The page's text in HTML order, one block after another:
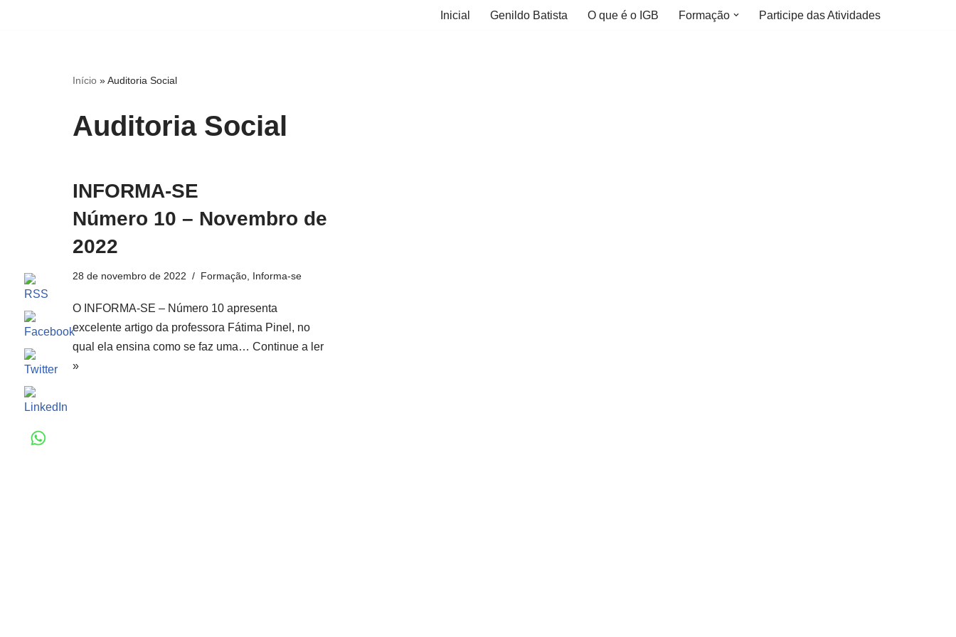
Inicial Genildo Batista O que é o IGB Formação Participe das Atividades
Início »Auditoria Social
Auditoria Social
INFORMA-SE
Número 10 – Novembro de
2022
28 de novembro de 2022 Formação Informa-se
O INFORMA-SE – Número 10 apresenta
excelente artigo da professora Fátima Pinel, no
qual ela ensina como se faz uma… Continue a ler
»